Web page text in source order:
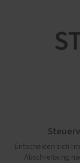
Entscheiden sich
Abschreibung